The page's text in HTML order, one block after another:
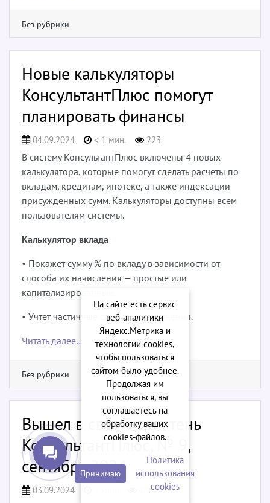
Без рубрики
Новые калькуляторы
КонсультантПлюс помогут
планировать финансы
04.09.2024 < 1 мин. 223
В систему КонсультантПлюс включены 4 новых
калькулятора, которые помогут сделать расчеты по
вкладам, кредитам, ипотеке, а также индексации
присужденных сумм. Калькуляторы доступны всем
пользователям системы.
Калькулятор вклада
• Покажет сумму % по вкладу в зависимости от
способа их начисления — простые или
капитализированные.
• Учтет частичные снятия и пополнения.
Читать далее…
Без рубрики
Вышел в свет бюллетень
КонсультантПлюс, № 9,
сентябрь 2024
03.09.2024 1.2 тыс.
На сайте есть сервис
веб-аналитики
Яндекс.Метрика и
технологии cookies,
чтобы пользоваться
сайтом было удобнее.
Продолжая им
пользоваться, вы
соглашаетесь на
обработку ваших
cookies‑файлов.
Принимаю
Политика
использования
сookies